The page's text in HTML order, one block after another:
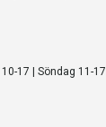
17 | Söndag 11-17